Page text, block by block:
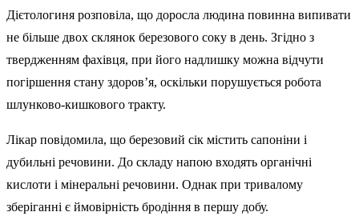
Дієтологиня розповіла, що доросла людина повинна випивати
не більше двох склянок березового соку в день. Згідно з
твердженням фахівця, при його надлишку можна відчути
погіршення стану здоров’я, оскільки порушується робота
шлунково-кишкового тракту.
Лікар повідомила, що березовий сік містить сапоніни і
дубильні речовини. До складу напою входять органічні
кислоти і мінеральні речовини. Однак при тривалому
зберіганні є ймовірність бродіння в першу добу.